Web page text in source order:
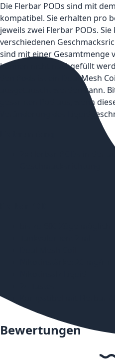
Die Flerbar PODs sind mit
kompatibel. Sie erhalten pro
jeweils zwei Flerbar PODs.
verschiedenen
sind mit einer Gesamtmenge
können nicht nachgefüllt
den Pods ist ein Dual Mesh
ausgetauscht werden kann.
gesamten Pod aus, wenn
Veränderung des
2x Flerbar PODs in der
Bewertungen